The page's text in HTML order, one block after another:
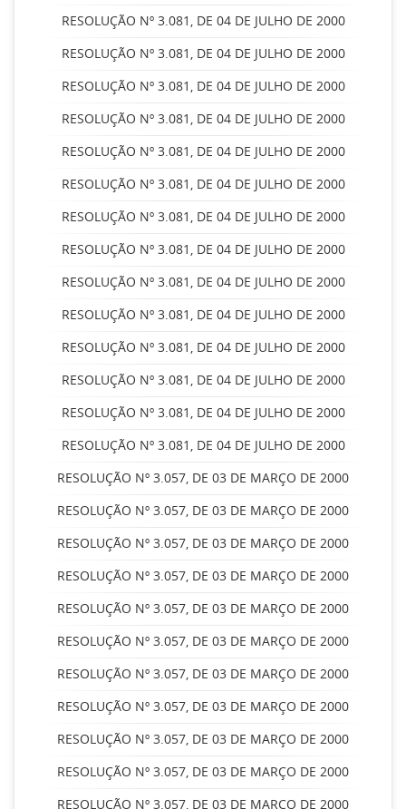
RESOLUÇÃO Nº 3.081, DE 04 DE JULHO DE 2000
RESOLUÇÃO Nº 3.081, DE 04 DE JULHO DE 2000
RESOLUÇÃO Nº 3.081, DE 04 DE JULHO DE 2000
RESOLUÇÃO Nº 3.081, DE 04 DE JULHO DE 2000
RESOLUÇÃO Nº 3.081, DE 04 DE JULHO DE 2000
RESOLUÇÃO Nº 3.081, DE 04 DE JULHO DE 2000
RESOLUÇÃO Nº 3.081, DE 04 DE JULHO DE 2000
RESOLUÇÃO Nº 3.081, DE 04 DE JULHO DE 2000
RESOLUÇÃO Nº 3.081, DE 04 DE JULHO DE 2000
RESOLUÇÃO Nº 3.081, DE 04 DE JULHO DE 2000
RESOLUÇÃO Nº 3.081, DE 04 DE JULHO DE 2000
RESOLUÇÃO Nº 3.081, DE 04 DE JULHO DE 2000
RESOLUÇÃO Nº 3.081, DE 04 DE JULHO DE 2000
RESOLUÇÃO Nº 3.081, DE 04 DE JULHO DE 2000
RESOLUÇÃO Nº 3.057, DE 03 DE MARÇO DE 2000
RESOLUÇÃO Nº 3.057, DE 03 DE MARÇO DE 2000
RESOLUÇÃO Nº 3.057, DE 03 DE MARÇO DE 2000
RESOLUÇÃO Nº 3.057, DE 03 DE MARÇO DE 2000
RESOLUÇÃO Nº 3.057, DE 03 DE MARÇO DE 2000
RESOLUÇÃO Nº 3.057, DE 03 DE MARÇO DE 2000
RESOLUÇÃO Nº 3.057, DE 03 DE MARÇO DE 2000
RESOLUÇÃO Nº 3.057, DE 03 DE MARÇO DE 2000
RESOLUÇÃO Nº 3.057, DE 03 DE MARÇO DE 2000
RESOLUÇÃO Nº 3.057, DE 03 DE MARÇO DE 2000
RESOLUÇÃO Nº 3.057, DE 03 DE MARÇO DE 2000